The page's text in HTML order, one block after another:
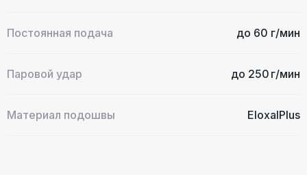
Постоянная подача до 60 г/мин
Паровой удар до 250 г/мин
Материал подошвы EloxalPlus